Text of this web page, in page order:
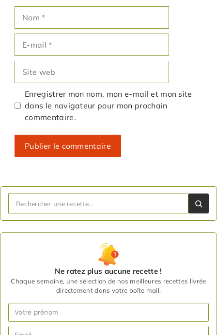
mail
web
Enregistrer mon nom, mon e-mail et mon site
dans le navigateur pour mon prochain
commentaire.
Ne ratez plus aucune recette !
Chaque semaine, une sélection de nos meilleures recettes livrée
directement dans votre boîte mail.